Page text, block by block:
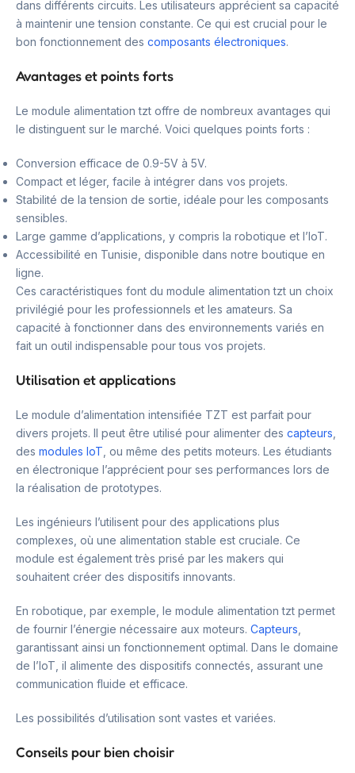
dans différents circuits. Les utilisateurs apprécient sa capacité
à maintenir une tension constante. Ce qui est crucial pour le
bon fonctionnement des composants électroniques.
Avantages et points forts
Le module alimentation tzt offre de nombreux avantages qui
le distinguent sur le marché. Voici quelques points forts :
Conversion efficace de 0.9-5V à 5V.
Compact et léger, facile à intégrer dans vos projets.
Stabilité de la tension de sortie, idéale pour les composants
sensibles.
Large gamme d’applications, y compris la robotique et l’IoT.
Accessibilité en Tunisie, disponible dans notre boutique en
ligne.
Ces caractéristiques font du module alimentation tzt un choix
privilégié pour les professionnels et les amateurs. Sa
capacité à fonctionner dans des environnements variés en
fait un outil indispensable pour tous vos projets.
Utilisation et applications
Le module d’alimentation intensifiée TZT est parfait pour
divers projets. Il peut être utilisé pour alimenter des capteurs
des modules IoT , ou même des petits moteurs. Les étudiants
en électronique l’apprécient pour ses performances lors de
la réalisation de prototypes.
Les ingénieurs l’utilisent pour des applications plus
complexes, où une alimentation stable est cruciale. Ce
module est également très prisé par les makers qui
souhaitent créer des dispositifs innovants.
En robotique, par exemple, le module alimentation tzt permet
de fournir l’énergie nécessaire aux moteurs. Capteurs
garantissant ainsi un fonctionnement optimal. Dans le domaine
de l’IoT, il alimente des dispositifs connectés, assurant une
communication fluide et efficace.
Les possibilités d’utilisation sont vastes et variées.
Conseils pour bien choisir